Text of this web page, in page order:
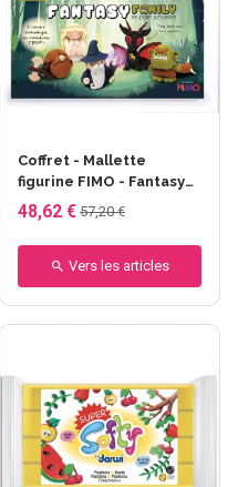
Coffret - Mallette
figurine FIMO - Fantasy
Family
48,62 € 57,20 €
Vers les articles